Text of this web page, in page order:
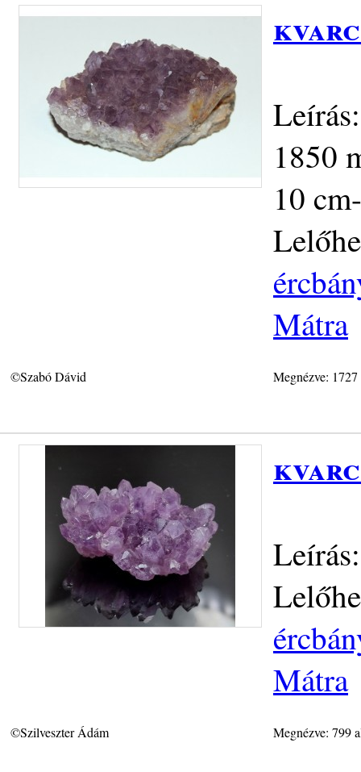
1850
10
Mátra
©Szabó Dávid Megnézve:
Mátra
©Szilveszter Ádám Megnézve: 799